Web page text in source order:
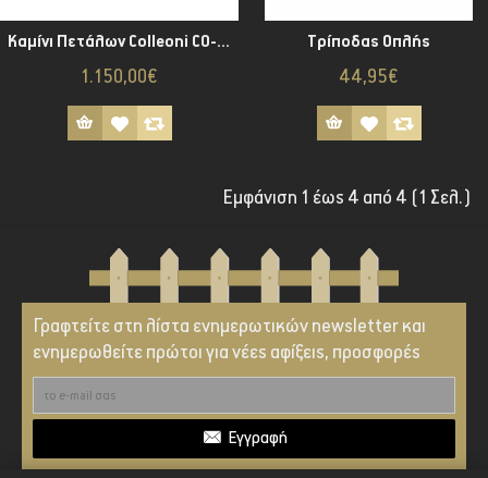
Καμίνι Πετάλων Colleoni CO-15
1.150,00€
Τρίποδας Οπλής
44,95€
Εμφάνιση 1 έως 4 από 4 (1 Σελ.)
Γραφτείτε στη λίστα ενημερωτικών newsletter και
ενημερωθείτε πρώτοι για νέες αφίξεις, προσφορές
Εγγραφή